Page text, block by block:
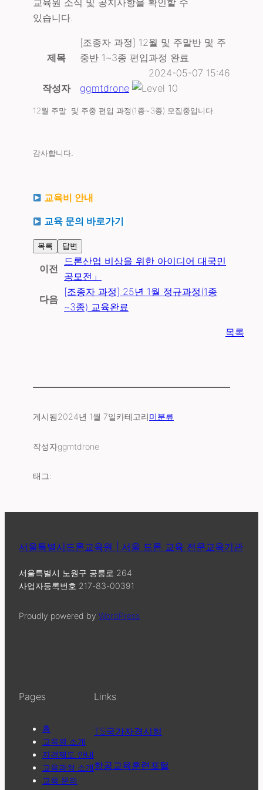
교육원 소식 및 공지사항을 확인할 수
있습니다.
제목
[조종자 과정] 12월 및 주말반 및 주
중반 1~3종 편입과정 완료
2024-05-07 15:46
작성자
ggmtdrone
12월 주말 및 주중 편입 과정(1종~3종) 모집중입니다.
감사합니다.
교육비 안내
교육 문의 바로가기
목록 답변
이전
드론산업 비상을 위한 아이디어 대국민
공모전」
다음
[조종자 과정] 25년 1월 정규과정(1종
~3종) 교육완료
목록
게시됨2024년 1월 7일카테고리미분류
작성자ggmtdrone
태그:
서울특별시드론교육원 | 서울 드론 교육 전문교육기관
서울특별시 노원구 공릉로 264
사업자등록번호 217-83-00391
Proudly powered by WordPress
Pages
홈
교육원 소개
자격제도 안내
교육과정 소개
교육 문의
Links
TS국가자격시험
항공교육훈련포털